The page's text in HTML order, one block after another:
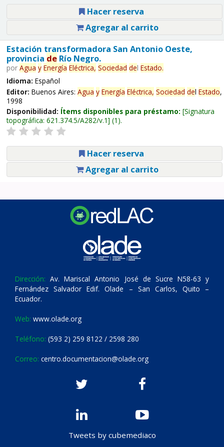
Hacer reserva
Agregar al carrito
Estación transformadora San Antonio Oeste,
provincia deRío Negro.
por Agua y Energía Eléctrica, Sociedad del Estado.
Idioma: Español
Editor: Buenos Aires: Agua y Energía Eléctrica, Sociedad del Estado,
1998
Disponibilidad: Ítems disponibles para préstamo: Signatura
topográfica: 621.374.5/A282/v.1 (1).
Hacer reserva
Agregar al carrito
Dirección: Av. Mariscal Antonio José de Sucre N58-63 y
Fernández Salvador Edif. Olade – San Carlos, Quito –
Ecuador.
Web: www.olade.org
Teléfono: (593 2) 259 8122 / 2598 280
Correo: centro.documentacion@olade.org
Tweets by cubemediaco